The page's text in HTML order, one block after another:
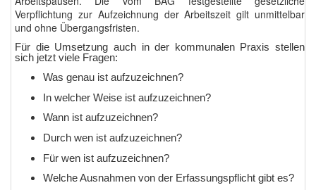
Verpflichtung zur Aufzeichnung der Arbeitszeit gilt unmittelbar
und ohne Übergangsfristen.
Für die Umsetzung auch in der kommunalen Praxis stellen
sich jetzt viele Fragen:
Was genau ist aufzuzeichnen?
In welcher Weise ist aufzuzeichnen?
Wann ist aufzuzeichnen?
Durch wen ist aufzuzeichnen?
Für wen ist aufzuzeichnen?
Welche Ausnahmen von der Erfassungspflicht gibt es?